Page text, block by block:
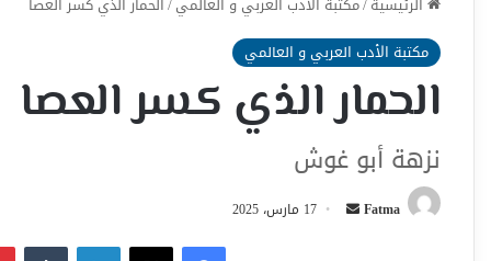
مكتبة الأدب العربي و العالمي
الحمار الذي كسر العصا
نزهة أبو غوش
Fatma
أرسل 17 مارس، 2025
فيسبوك‫X لينكدإن